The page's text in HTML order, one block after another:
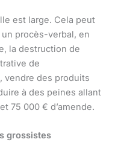
est large. Cela peut
procès-verbal, en
la destruction de
de
vendre des produits
à des peines allant
75 000 € d’amende.
grossistes